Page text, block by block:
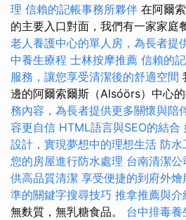
理 信賴的記帳事務所夥伴 在阿爾
的主要入口對面，我們有一家家庭
老人養護中心的單人房，為長者提
中養生療程 士林按摩推薦 信賴的
服務，讓您享受清潔後的舒適空間
邊的阿爾索爾斯（Alsóörs）中心
務內容，為長者提供更多關懷與陪
容更自信 HTML語言與SEO的結合
設計，實現夢想中的理想生活 防水
您的房屋進行防水處理 台南清潔
供高品質清潔 享受便捷的到府外
準的關鍵字搜尋技巧 推拿推薦與介
無麩質，無乳糖食品。 台中排毒養